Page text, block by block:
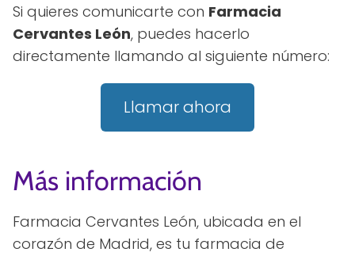
Si quieres comunicarte con Farmacia
Cervantes León, puedes hacerlo
directamente llamando al siguiente número:
Llamar ahora
Más información
Farmacia Cervantes León, ubicada en el
corazón de Madrid, es tu farmacia de